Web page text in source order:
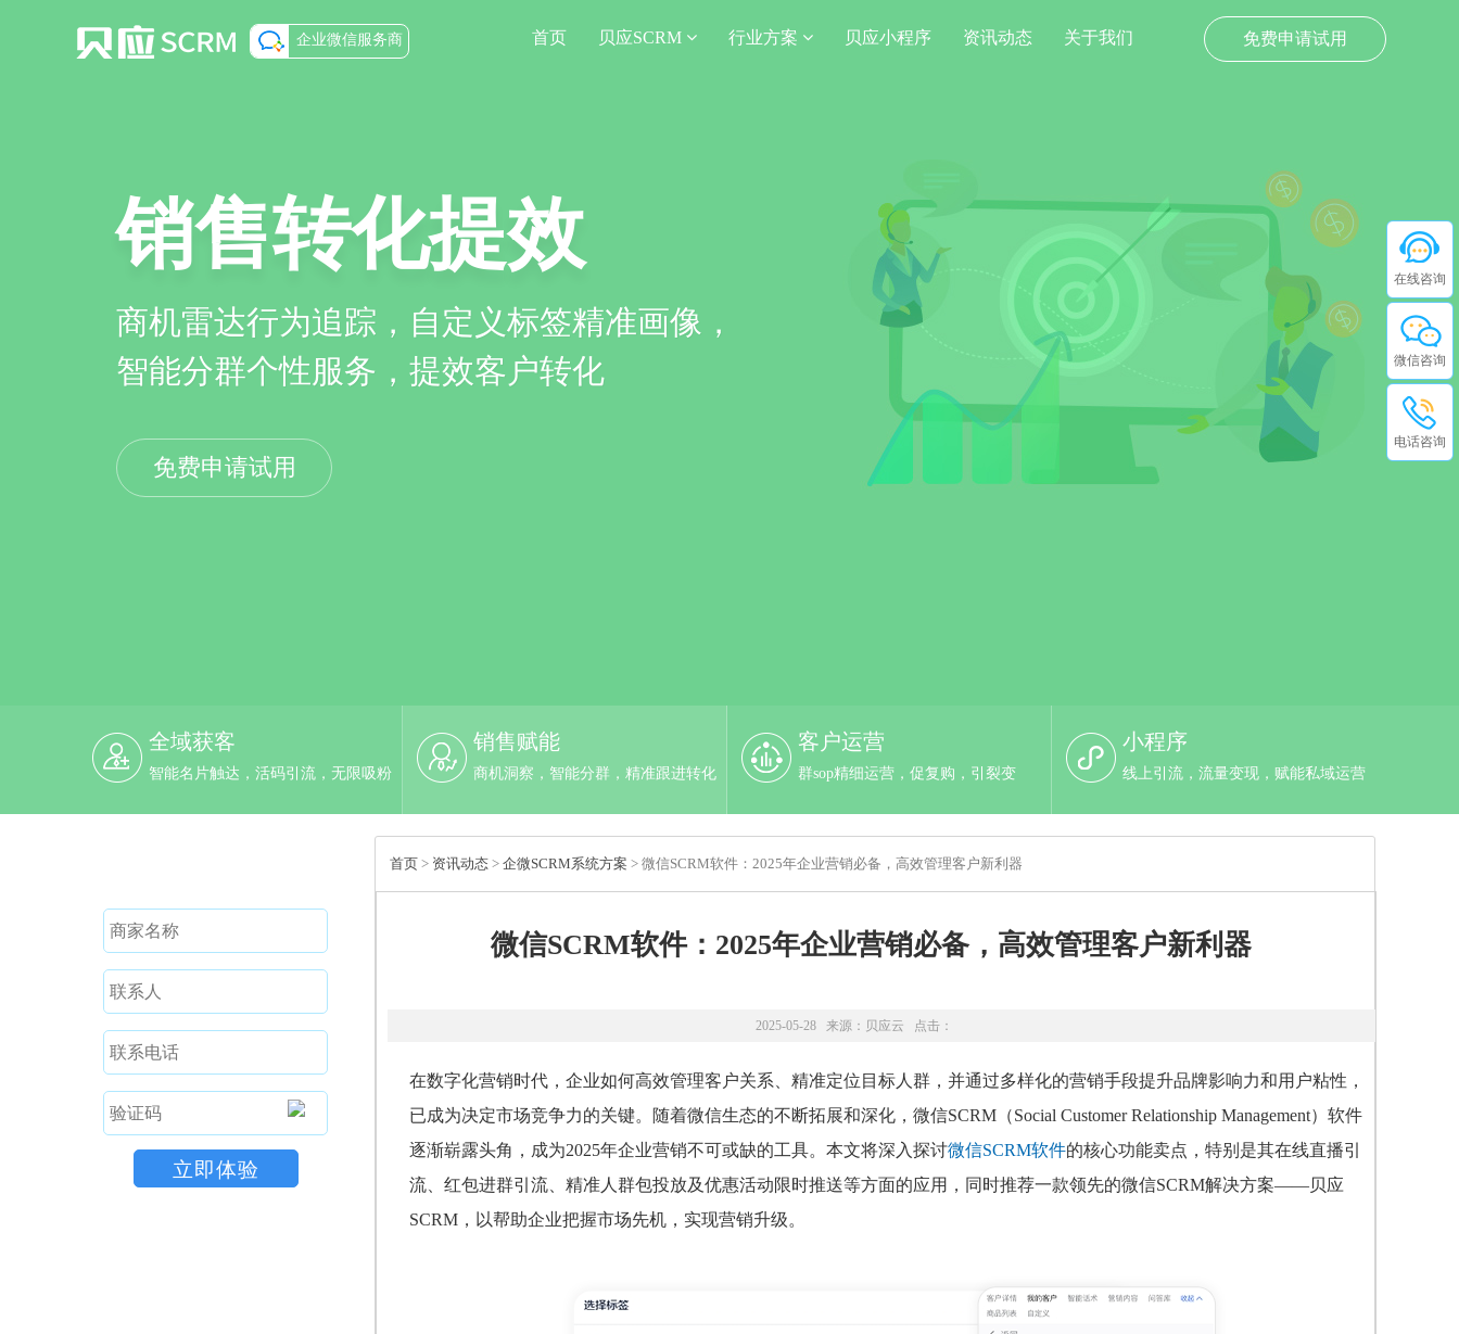
免费申请试用
企业微信服务商 首页 贝应SCRM 行业方案 贝应小程序 资讯动态 关于我们
销售转化提效
商机雷达行为追踪，自定义标签精准画像，
智能分群个性服务，提效客户转化
免费申请试用
全域获客
智能名片触达，活码引流，无限吸粉
销售赋能
商机洞察，智能分群，精准跟进转化
客户运营
群sop精细运营，促复购，引裂变
小程序
线上引流，流量变现，赋能私域运营
首页 > 资讯动态 > 企微SCRM系统方案 > 微信SCRM软件：2025年企业营销必备，高效管理客户新利器
微信SCRM软件：2025年企业营销必备，高效管理客户新利器
2025-05-28 来源： 贝应云 点击：
在数字化营销时代，企业如何高效管理客户关系、精准定位目标人群，并通过多样化的营销手段提升品牌影响力和用户粘性，
已成为决定市场竞争力的关键。随着微信生态的不断拓展和深化，微信SCRM（Social Customer Relationship Management）软件
逐渐崭露头角，成为2025年企业营销不可或缺的工具。本文将深入探讨微信SCRM软件的核心功能卖点，特别是其在线直播引
流、红包进群引流、精准人群包投放及优惠活动限时推送等方面的应用，同时推荐一款领先的微信SCRM解决方案——贝应
SCRM，以帮助企业把握市场先机，实现营销升级。
在线咨询
微信咨询
电话咨询